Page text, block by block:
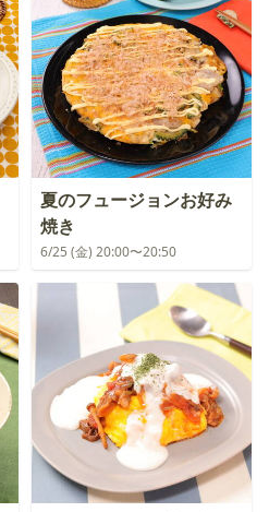
夏のフュージョンお好み
焼き
6/25 (金) 20:00〜20:50